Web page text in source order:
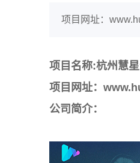
项目网址：
项目名称:杭州慧
项目网址：
公司简介：